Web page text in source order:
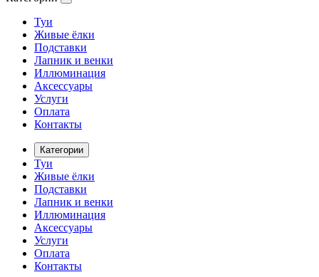
Туи
Живые ёлки
Подставки
Лапник и венки
Иллюминация
Аксессуары
Услуги
Оплата
Контакты
Категории
Туи
Живые ёлки
Подставки
Лапник и венки
Иллюминация
Аксессуары
Услуги
Оплата
Контакты